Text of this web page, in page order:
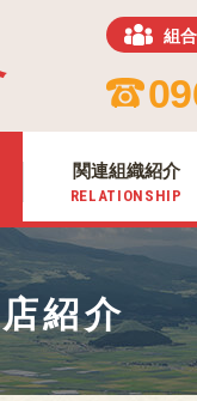
組
関連組織紹介
RELATIONSHIP
紹介
HOME
のメリット
MERIT
店紹介
MEMBER
組織紹介
知らせ